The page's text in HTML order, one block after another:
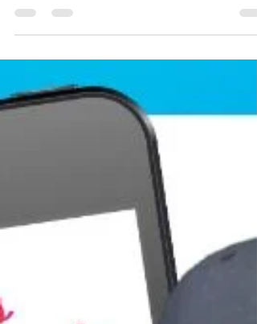
Domingo de Ramos
✔Domingo de Ramos, dia em que Jesus
Ramos de Oliveira. 🌿🌿🌿⁣ ⁣ ✔Para os
católicos, inicia-se a...